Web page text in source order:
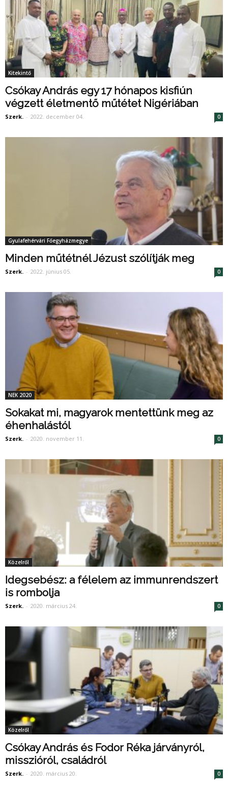
Kitekintő
Csókay András egy 17 hónapos kisfiún
végzett életmentő műtétet Nigériában
Szerk. - 2022. december 04. 0
Gyulafehérvári Főegyházmegye
Minden műtétnél Jézust szólítják meg
Szerk. - 2022. június 05. 0
NEK 2020
Sokakat mi, magyarok mentettünk meg az
éhenhalástól
Szerk. - 2020. november 11. 0
Közelről
Idegsebész: a félelem az immunrendszert
is rombolja
Szerk. - 2020. március 24. 0
Közelről
Csókay András és Fodor Réka járványról,
misszióról, családról
Szerk. - 2020. március 20. 0